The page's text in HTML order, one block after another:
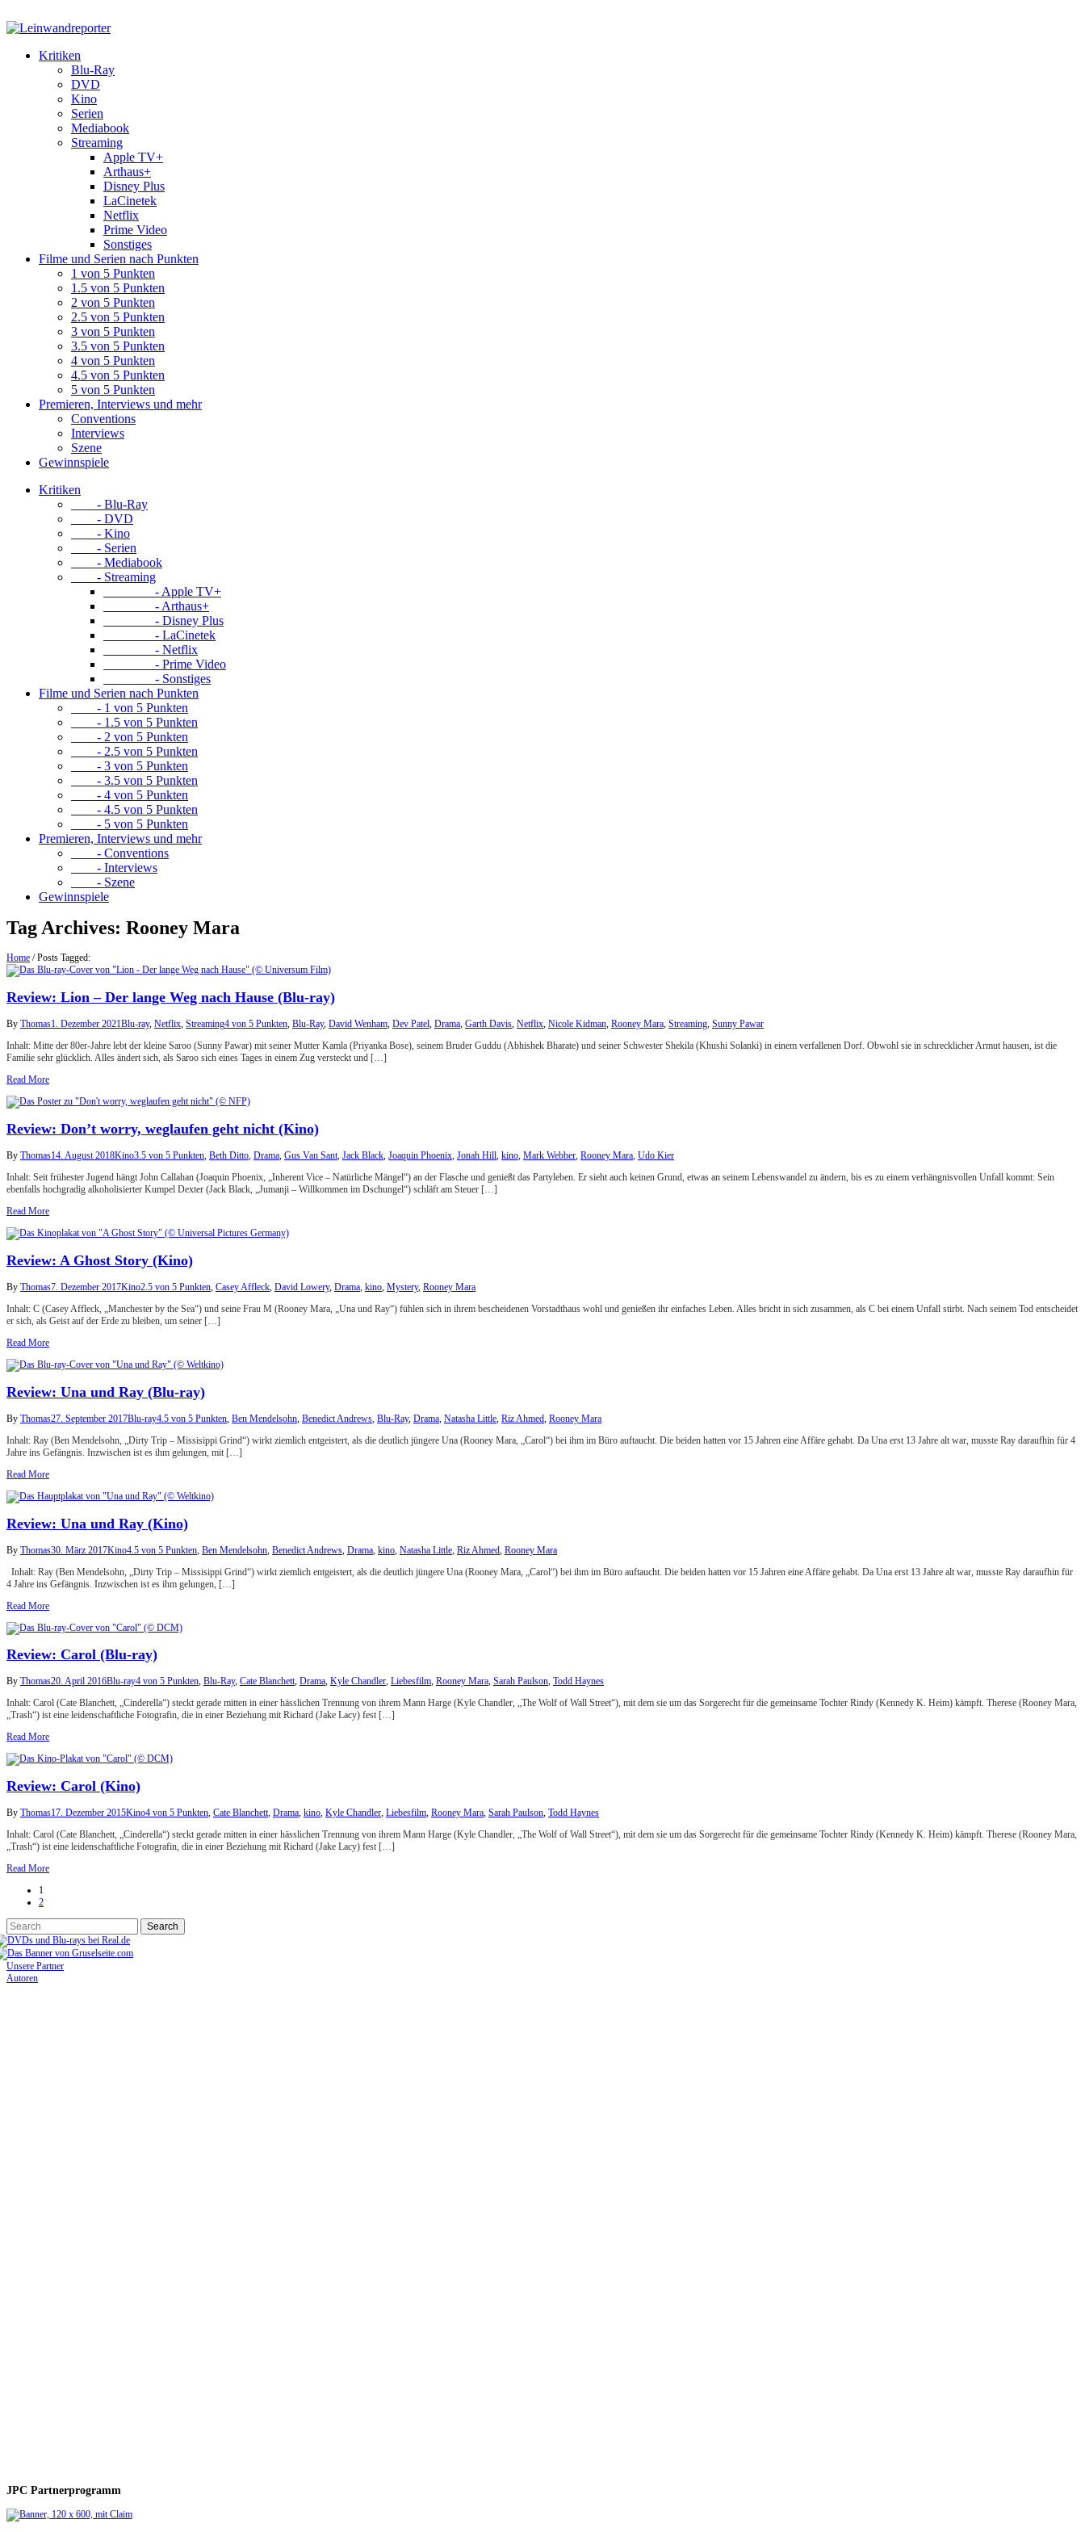
Kritiken
Blu-Ray
DVD
Kino
Serien
Mediabook
Streaming
Apple TV+
Arthaus+
Disney Plus
LaCinetek
Netflix
Prime Video
Sonstiges
Filme und Serien nach Punkten
1 von 5 Punkten
1.5 von 5 Punkten
2 von 5 Punkten
2.5 von 5 Punkten
3 von 5 Punkten
3.5 von 5 Punkten
4 von 5 Punkten
4.5 von 5 Punkten
5 von 5 Punkten
Premieren, Interviews und mehr
Conventions
Interviews
Szene
Gewinnspiele
Kritiken
- Blu-Ray
- DVD
- Kino
- Serien
- Mediabook
- Streaming
- Apple TV+
- Arthaus+
- Disney Plus
- LaCinetek
- Netflix
- Prime Video
- Sonstiges
Filme und Serien nach Punkten
- 1 von 5 Punkten
- 1.5 von 5 Punkten
- 2 von 5 Punkten
- 2.5 von 5 Punkten
- 3 von 5 Punkten
- 3.5 von 5 Punkten
- 4 von 5 Punkten
- 4.5 von 5 Punkten
- 5 von 5 Punkten
Premieren, Interviews und mehr
- Conventions
- Interviews
- Szene
Gewinnspiele
Tag Archives: Rooney Mara
Home /Posts Tagged:
Review: Lion – Der lange Weg nach Hause (Blu-ray)
By Thomas1. Dezember 2021Blu-ray, Netflix, Streaming4 von 5 Punkten, Blu-Ray, David Wenham, Dev Patel, Drama, Garth Davis, Netflix, Nicole Kidman, Rooney Mara, Streaming, Sunny Pawar
Inhalt: Mitte der 80er-Jahre lebt der kleine Saroo (Sunny Pawar) mit seiner Mutter Kamla (Priyanka Bose), seinem Bruder Guddu (Abhishek Bharate) und seiner Schwester Shekila (Khushi Solanki) in einem verfallenen Dorf. Obwohl sie in schrecklicher Armut hausen, ist die
Familie sehr glücklich. Alles ändert sich, als Saroo sich eines Tages in einem Zug versteckt und […]
Read More
Review: Don’t worry, weglaufen geht nicht (Kino)
By Thomas14. August 2018Kino3.5 von 5 Punkten, Beth Ditto, Drama, Gus Van Sant, Jack Black, Joaquin Phoenix, Jonah Hill, kino, Mark Webber, Rooney Mara, Udo Kier
Inhalt: Seit frühester Jugend hängt John Callahan (Joaquin Phoenix, „Inherent Vice – Natürliche Mängel“) an der Flasche und genießt das Partyleben. Er sieht auch keinen Grund, etwas an seinem Lebenswandel zu ändern, bis es zu einem verhängnisvollen Unfall kommt: Sein
ebenfalls hochgradig alkoholisierter Kumpel Dexter (Jack Black, „Jumanji – Willkommen im Dschungel“) schläft am Steuer […]
Read More
Review: A Ghost Story (Kino)
By Thomas7. Dezember 2017Kino2.5 von 5 Punkten Casey Affleck David Lowery, Drama kino Mystery, Rooney Mara
Inhalt: C (Casey Affleck, „Manchester by the Sea“) und seine Frau M (Rooney Mara, „Una und Ray“) fühlen sich in ihrem bescheidenen Vorstadthaus wohl und genießen ihr einfaches Leben. Alles bricht in sich zusammen, als C bei einem Unfall stirbt. Nach seinem Tod entscheidet
er sich, als Geist auf der Erde zu bleiben, um seiner […]
Read More
Review: Una und Ray (Blu-ray)
By Thomas27. September 2017Blu-ray4.5 von 5 Punkten Ben Mendelsohn Benedict Andrews Blu-Ray, Drama Natasha Little Riz Ahmed Rooney Mara
Inhalt: Ray (Ben Mendelsohn, „Dirty Trip – Missisippi Grind“) wirkt ziemlich entgeistert, als die deutlich jüngere Una (Rooney Mara, „Carol“) bei ihm im Büro auftaucht. Die beiden hatten vor 15 Jahren eine Affäre gehabt. Da Una erst 13 Jahre alt war, musste Ray daraufhin für 4
Jahre ins Gefängnis. Inzwischen ist es ihm gelungen, mit […]
Read More
Review: Una und Ray (Kino)
By Thomas30. März 2017Kino4.5 von 5 Punkten Ben Mendelsohn Benedict Andrews Drama kino Natasha Little Riz Ahmed Rooney Mara
Inhalt: Ray (Ben Mendelsohn, „Dirty Trip – Missisippi Grind“) wirkt ziemlich entgeistert, als die deutlich jüngere Una (Rooney Mara, „Carol“) bei ihm im Büro auftaucht. Die beiden hatten vor 15 Jahren eine Affäre gehabt. Da Una erst 13 Jahre alt war, musste Ray daraufhin für
4 Jahre ins Gefängnis. Inzwischen ist es ihm gelungen, […]
Read More
Review: Carol (Blu-ray)
By Thomas20. April 2016Blu-ray4 von 5 Punkten, Blu-Ray, Cate Blanchett, Drama, Kyle Chandler, Liebesfilm, Rooney Mara, Sarah Paulson, Todd Haynes
Inhalt: Carol (Cate Blanchett, „Cinderella“) steckt gerade mitten in einer hässlichen Trennung von ihrem Mann Harge (Kyle Chandler, „The Wolf of Wall Street“), mit dem sie um das Sorgerecht für die gemeinsame Tochter Rindy (Kennedy K. Heim) kämpft. Therese (Rooney Mara,
„Trash“) ist eine leidenschaftliche Fotografin, die in einer Beziehung mit Richard (Jake Lacy) fest […]
Read More
Review: Carol (Kino)
By Thomas17. Dezember 2015Kino4 von 5 Punkten, Cate Blanchett, Drama, kino, Kyle Chandler, Liebesfilm, Rooney Mara, Sarah Paulson, Todd Haynes
Inhalt: Carol (Cate Blanchett, „Cinderella“) steckt gerade mitten in einer hässlichen Trennung von ihrem Mann Harge (Kyle Chandler, „The Wolf of Wall Street“), mit dem sie um das Sorgerecht für die gemeinsame Tochter Rindy (Kennedy K. Heim) kämpft. Therese (Rooney Mara,
„Trash“) ist eine leidenschaftliche Fotografin, die in einer Beziehung mit Richard (Jake Lacy) fest […]
Read More
1
2
Unsere Partner
Autoren
JPC Partnerprogramm